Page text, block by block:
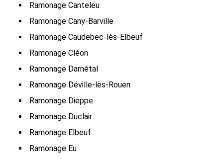
Ramonage Canteleu
Ramonage Cany-Barville
Ramonage Caudebec-lès-Elbeuf
Ramonage Cléon
Ramonage Darnétal
Ramonage Déville-lès-Rouen
Ramonage Dieppe
Ramonage Duclair
Ramonage Elbeuf
Ramonage Eu